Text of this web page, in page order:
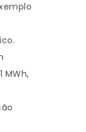
MWh,